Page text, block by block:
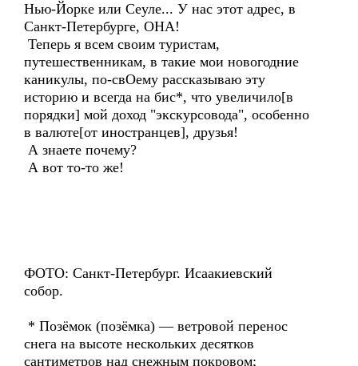
Нью-Йорке или Сеуле... У нас этот адрес, в
Санкт-Петербурге, ОНА!
Теперь я всем своим туристам,
путешественникам, в такие мои новогодние
каникулы, по-свОему рассказываю эту
историю и всегда на бис*, что увеличило[в
порядки] мой доход "экскурсовода", особенно
в валюте[от иностранцев], друзья!
А знаете почему?
А вот то-то же!
ФОТО: Санкт-Петербург. Исаакиевский
собор.
* Позёмок (позёмка) — ветровой перенос
снега на высоте нескольких десятков
сантиметров над снежным покровом;